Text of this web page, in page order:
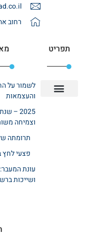
רחוב
תפריט
לשמור על
והעצמאות
2025 –
וצמיחה
תרומתה
פצעי
עונת
ושייכות